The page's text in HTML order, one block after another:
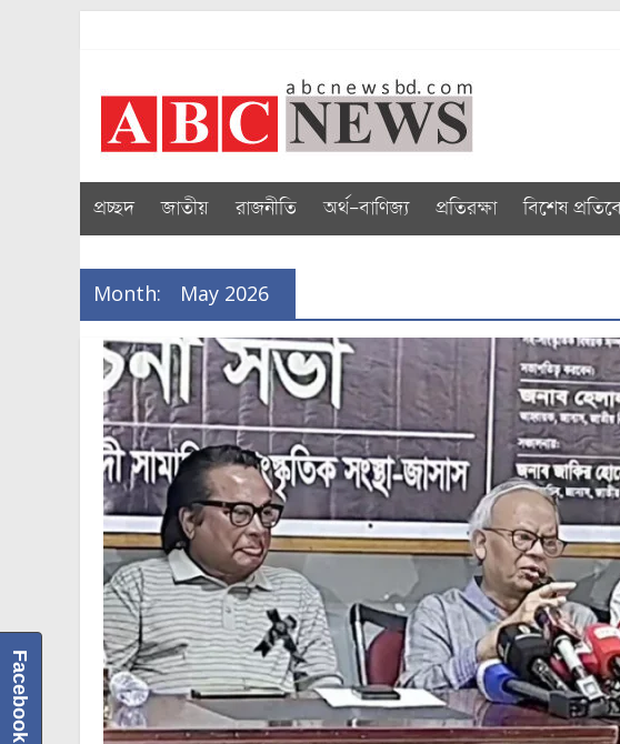
abcnewsbd
প্রচ্ছদ জাতীয় রাজনীতি অর্থ-বাণিজ্য প্রতিরক্ষা বিশেষ
Month: May 2026
Facebook